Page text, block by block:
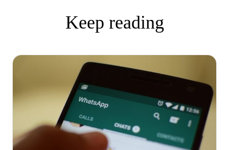
Keep reading